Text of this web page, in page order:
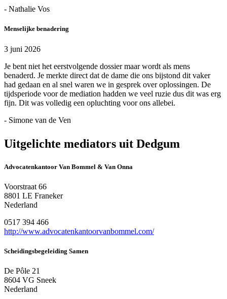
- Nathalie Vos
Menselijke benadering
3 juni 2026
Je bent niet het eerstvolgende dossier maar wordt als mens
benaderd. Je merkte direct dat de dame die ons bijstond dit vaker
had gedaan en al snel waren we in gesprek over oplossingen. De
tijdsperiode voor de mediation hadden we veel ruzie dus dit was erg
fijn. Dit was volledig een opluchting voor ons allebei.
- Simone van de Ven
Uitgelichte mediators uit Dedgum
Advocatenkantoor Van Bommel & Van Onna
Voorstraat 66
8801 LE Franeker
Nederland
0517 394 466
http://www.advocatenkantoorvanbommel.com/
Scheidingsbegeleiding Samen
De Pôle 21
8604 VG Sneek
Nederland